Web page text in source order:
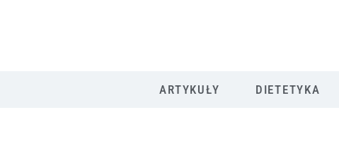
ARTYKUŁY DIETETYKA